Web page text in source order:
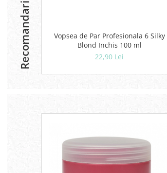
Recomandari
Vopsea de Par Profesionala 6 Silky
Blond Inchis 100 ml
22,90 Lei